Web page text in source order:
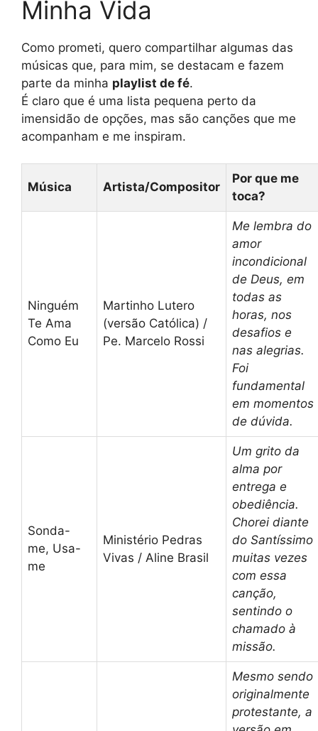
Minha Vida
Como prometi, quero compartilhar algumas das
músicas que, para mim, se destacam e fazem
parte da minha playlist de fé.
É claro que é uma lista pequena perto da
imensidão de opções, mas são canções que me
acompanham e me inspiram.
Música Artista/Compositor
Por que me
toca?
Ninguém
Te Ama
Como Eu
Martinho Lutero
(versão Católica) /
Pe. Marcelo Rossi
Me lembra do
amor
incondicional
de Deus, em
todas as
horas, nos
desafios e
nas alegrias.
Foi
fundamental
em momentos
de dúvida.
Sonda-
me, Usa-
me
Ministério Pedras
Vivas / Aline Brasil
Um grito da
alma por
entrega e
obediência.
Chorei diante
do Santíssimo
muitas vezes
com essa
canção,
sentindo o
chamado à
missão.
Mesmo sendo
originalmente
protestante, a